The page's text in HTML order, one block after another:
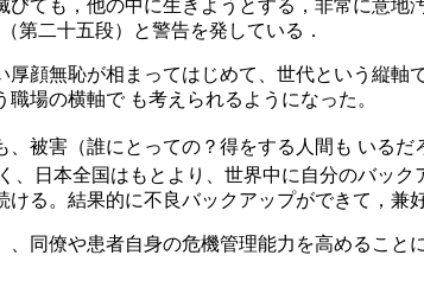
ても，他の中に生きようとする，非常に意
二十五段）と警告を発している．
顔無恥が相まってはじめて、世代という縦
場の横軸で も考えられるようになった。
被害（誰にとっての？得をする人間も いるだ
、日本全国はもとより、世界中に自分のバック
る。結果的に不良バックアップができて，
同僚や患者自身の危機管理能力を高めるこ